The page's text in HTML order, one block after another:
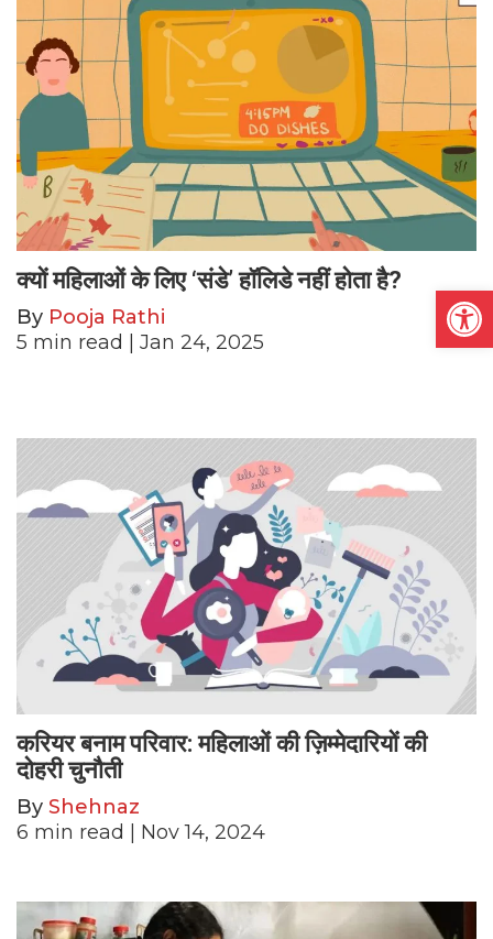
क्यों महिलाओं के लिए ‘संडे’ हॉलिडे नहीं होता है?
By Pooja Rathi
5 min read | Jan 24, 2025
करियर बनाम परिवार: महिलाओं की ज़िम्मेदारियों की
दोहरी चुनौती
By Shehnaz
6 min read | Nov 14, 2024